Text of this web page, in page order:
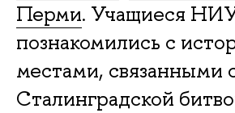
Перми. Учащиеся
познакомились с
местами, связанными
Сталинградской